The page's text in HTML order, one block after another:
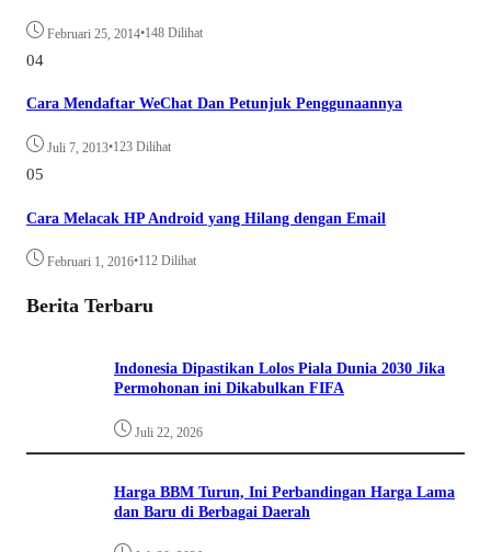
Februari 25, 2014•148 Dilihat
04
Cara Mendaftar WeChat Dan Petunjuk Penggunaannya
Juli 7, 2013•123 Dilihat
05
Cara Melacak HP Android yang Hilang dengan Email
Februari 1, 2016•112 Dilihat
Berita Terbaru
Indonesia Dipastikan Lolos Piala Dunia 2030 Jika
Permohonan ini Dikabulkan FIFA
Juli 22, 2026
Harga BBM Turun, Ini Perbandingan Harga Lama
dan Baru di Berbagai Daerah